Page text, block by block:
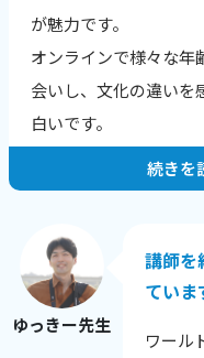
「全く
が、自
が魅力です。
オンラインで様々な年
会いし、文化の違いを
白いです。
お一人・お一人の希望
す。
生徒さんの性格や興味
興味を持った理由から
で、相手を知ること
続きを
ゆっきー先生
講師を
ていま
ワール